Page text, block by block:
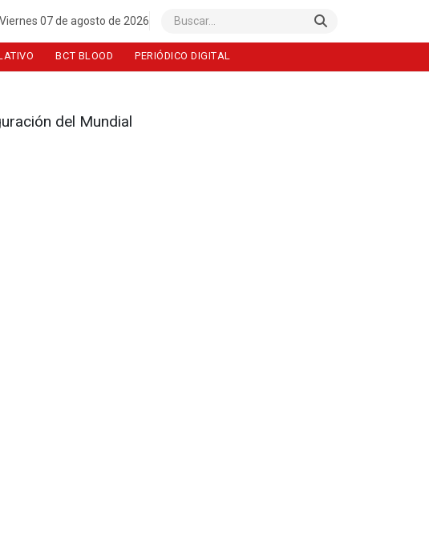
Viernes 07 de agosto de 2026 Buscar
BCT BLOOD PERIÓDICO DIGITAL